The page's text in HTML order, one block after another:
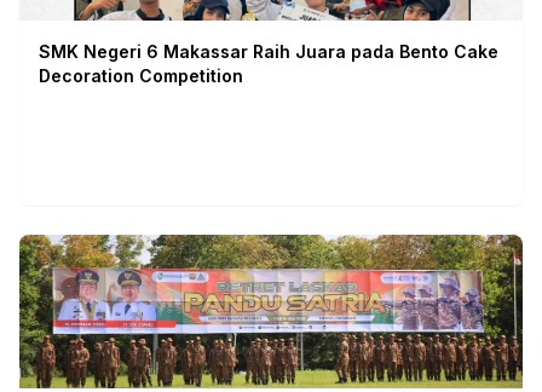
SMK Negeri 6 Makassar Raih Juara pada Bento Cake
Decoration Competition